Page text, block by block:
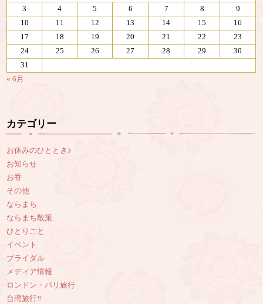
3
4 5 6 7 8
9
10
11 12 13 14 15
16
17
18 19 20 21 22
23
24
25 26 27 28 29
30
31
« 6月
カテゴリー
お休みのひととき♪
お知らせ
お香
その他
ならまち
ならまち散策
ひとりごと
イベント
ブライダル
メディア情報
ロンドン・パリ旅行
台湾旅行‼︎